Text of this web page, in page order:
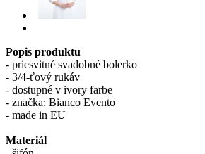
Popis produktu
- priesvitné svadobné bolerko
- 3/4-ťový rukáv
- dostupné v ivory farbe
- značka: Bianco Evento
- made in EU
Materiál